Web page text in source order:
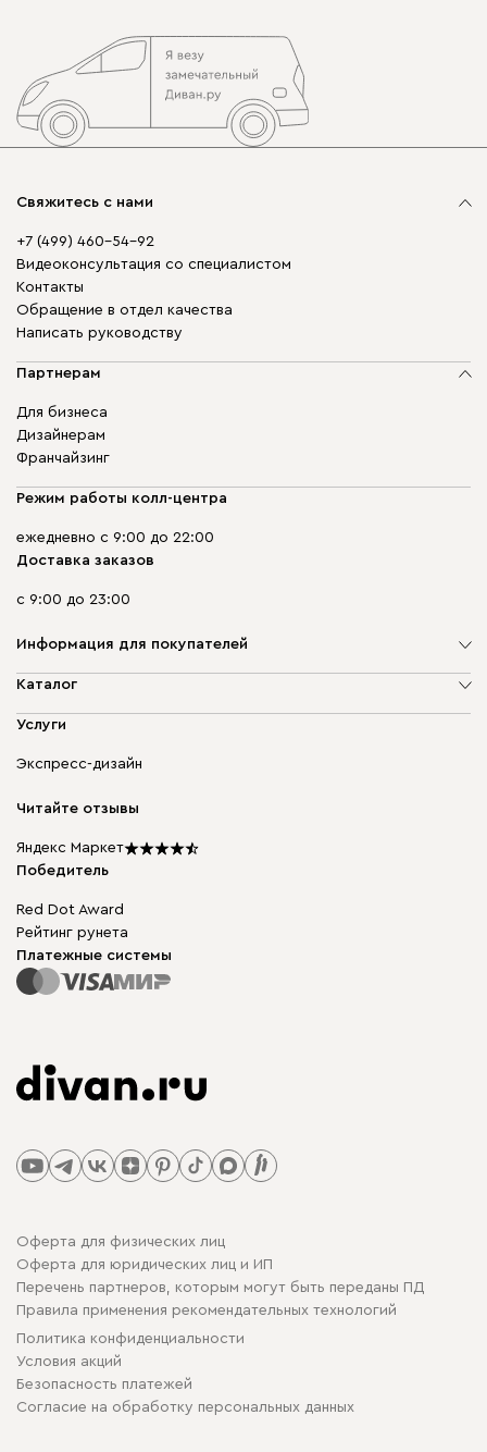
Свяжитесь с нами
+7 (499) 460-54-92
Видеоконсультация со специалистом
Контакты
Обращение в отдел качества
Написать руководству
Партнерам
Для бизнеса
Дизайнерам
Франчайзинг
Режим работы колл-центра
ежедневно с 9:00 до 22:00
Доставка заказов
с 9:00 до 23:00
Информация для покупателей
О компании
Доставка и оплата
диван.клуб
Карьера
Подарочные сертификаты
Мы в прессе
Каталог
Мягкая мебель
Бескаркасная мебель
Столы и стулья
Услуги
Экспресс-дизайн
Читайте отзывы
Яндекс Маркет
Победитель
Red Dot Award
Рейтинг рунета
Платежные системы
Оферта для физических лиц
Оферта для юридических лиц и ИП
Перечень партнеров, которым могут быть переданы ПД
Правила применения рекомендательных технологий
Политика конфиденциальности
Условия акций
Безопасность платежей
Cогласие на обработку персональных данных